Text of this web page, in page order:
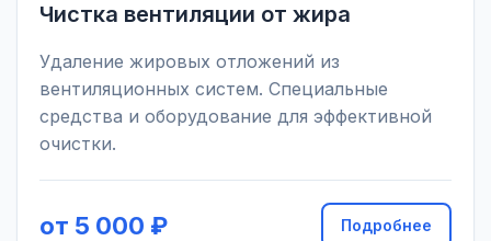
Чистка вентиляции от жира
Удаление жировых отложений из
вентиляционных систем. Специальные
средства и оборудование для эффективной
очистки.
от 5 000 ₽ Подробнее